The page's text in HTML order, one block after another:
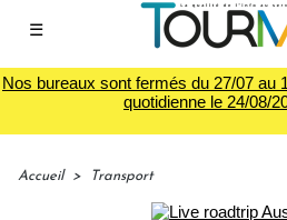
☰
Nos bureaux sont fermés du 27/07 au
quotidienne le 24/08/
Accueil > Transport